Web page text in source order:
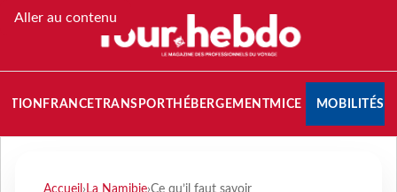
Aller au contenu
FRANCETRANSPORT HÉBERGEMENTMICE MOBILITÉS
Accueil › La Namibie›Ce qu’il faut savoir